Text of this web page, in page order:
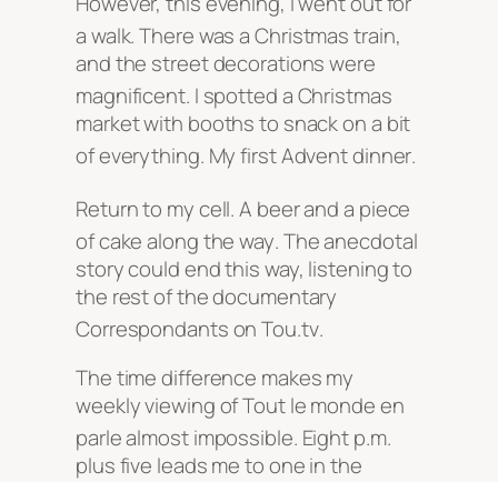
a walk. There was a Christmas train,
and the street decorations were
magnificent. I spotted a Christmas
market with booths to snack on a bit
of everything. My first Advent dinner.
Return to my cell. A beer and a piece
of cake along the way. The anecdotal
story could end this way, listening to
the rest of the documentary
Correspondants on Tou.tv.
The time difference makes my
weekly viewing of Tout le monde en
parle almost impossible. Eight p.m.
plus five leads me to one in the